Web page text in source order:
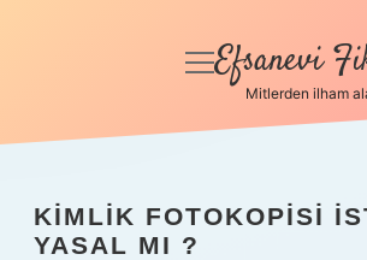
Anasayfa
Yasal Uyarı
menüyü
Efsanevi
Mitlerden ilham
KIMLIK FOTOKOPISI
YASAL MI ?